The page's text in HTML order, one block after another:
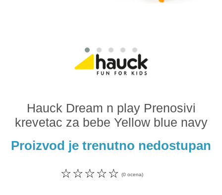
Hauck Dream n play Prenosivi
krevetac za bebe Yellow blue navy
Proizvod je trenutno nedostupan
☆
☆
☆
☆
☆ (0 ocena)